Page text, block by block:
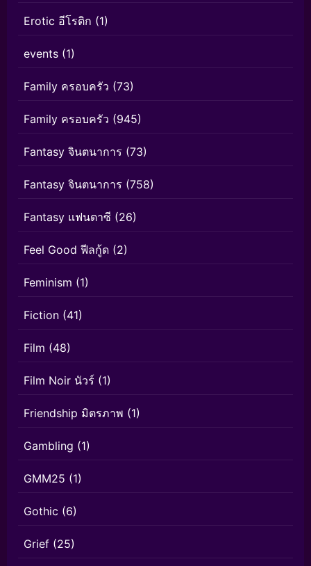
Erotic อีโรติก (1)
events (1)
Family ครอบครัว (73)
Family ครอบครัว (945)
Fantasy จินตนาการ (73)
Fantasy จินตนาการ (758)
Fantasy แฟนตาซี (26)
Feel Good ฟีลกู้ด (2)
Feminism (1)
Fiction (41)
Film (48)
Film Noir นัวร์ (1)
Friendship มิตรภาพ (1)
Gambling (1)
GMM25 (1)
Gothic (6)
Grief (25)